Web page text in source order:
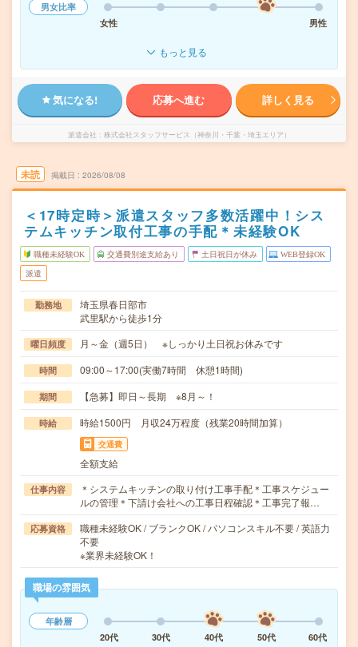
男女比率
女性
男性
もっと見る
気になる! 応募へ進む 詳しく見る
派遣会社 株式会社スタッフサービス（神奈川・千葉・埼玉エリア）
未読 掲載日 2026/08/08
＜17時定時＞派遣スタッフ多数活躍中！シス
テムキッチン取付工事の手配＊未経験OK
職種未経験OK 交通費別途支給あり 土日祝日が休み WEB登録OK
派遣
勤務地
埼玉県春日部市
武里駅から徒歩1分
曜日頻度 月～金（週5日） ※しっかり土日祝お休みです
時間 09:00～17:00(実働7時間 休憩1時間)
期間 【急募】即日～長期 ※8月～！
時給 時給1500円 月収24万程度（残業20時間加算）
交通費
全額支給
仕事内容
＊システムキッチンの取り付け工事手配＊工事スケジュー
ルの管理＊下請け会社への工事日程確認＊工事完了報…
応募資格
職種未経験OK / ブランクOK / パソコンスキル不要 / 英語力
不要
※業界未経験OK！
職場の雰囲気
年齢層
20代
30代 40代 50代
60代